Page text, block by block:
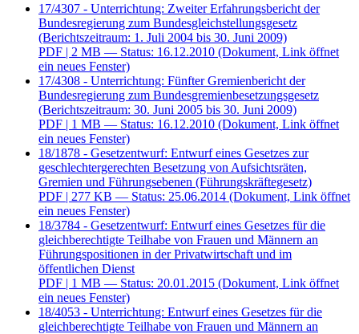
17/4307 - Unterrichtung: Zweiter Erfahrungsbericht der
Bundesregierung zum Bundesgleichstellungsgesetz
(Berichtszeitraum: 1. Juli 2004 bis 30. Juni 2009)
PDF | 2 MB — Status: 16.12.2010 (Dokument, Link öffnet
ein neues Fenster)
17/4308 - Unterrichtung: Fünfter Gremienbericht der
Bundesregierung zum Bundesgremienbesetzungsgesetz
(Berichtszeitraum: 30. Juni 2005 bis 30. Juni 2009)
PDF | 1 MB — Status: 16.12.2010 (Dokument, Link öffnet
ein neues Fenster)
18/1878 - Gesetzentwurf: Entwurf eines Gesetzes zur
geschlechtergerechten Besetzung von Aufsichtsräten,
Gremien und Führungsebenen (Führungskräftegesetz)
PDF | 277 KB — Status: 25.06.2014 (Dokument, Link öffnet
ein neues Fenster)
18/3784 - Gesetzentwurf: Entwurf eines Gesetzes für die
gleichberechtigte Teilhabe von Frauen und Männern an
Führungspositionen in der Privatwirtschaft und im
öffentlichen Dienst
PDF | 1 MB — Status: 20.01.2015 (Dokument, Link öffnet
ein neues Fenster)
18/4053 - Unterrichtung: Entwurf eines Gesetzes für die
gleichberechtigte Teilhabe von Frauen und Männern an